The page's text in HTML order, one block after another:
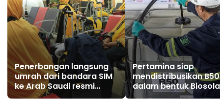
Penerbangan langsung
umrah dari bandara SIM
ke Arab Saudi resmi
beroperasi
Pertamina siap
mendistribusikan B50
dalam bentuk